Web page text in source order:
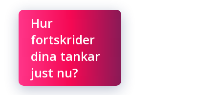
Hur
fortskrider
dina tankar
just nu?